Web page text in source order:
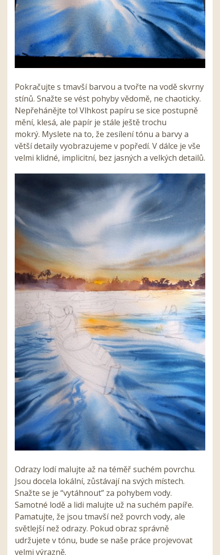
Pokračujte s tmavší barvou a tvořte na vodě skvrny
stínů. Snažte se vést pohyby vědomě, ne chaoticky.
Nepřehánějte to! Vlhkost papíru se sice postupně
mění, klesá, ale papír je stále ještě trochu
mokrý. Myslete na to, že zesílení tónu a barvy a
větší detaily vyobrazujeme v popředí. V dálce je vše
velmi klidné, implicitní, bez jasných a velkých detailů.
Odrazy lodí malujte až na téměř suchém povrchu.
Jsou docela lokální, zůstávají na svých místech.
Snažte se je “vytáhnout” za pohybem vody.
Samotné lodě a lidi malujte už na suchém papíře.
Pamatujte, že jsou tmavší než povrch vody, ale
světlejší než odrazy. Pokud obraz správně
udržujete v tónu, bude se naše práce projevovat
velmi výrazně.